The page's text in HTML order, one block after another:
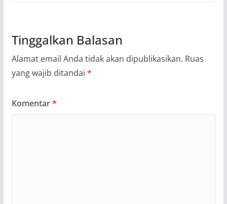
Tinggalkan Balasan
Alamat email Anda tidak akan dipublikasikan. Ruas
yang wajib ditandai *
Komentar*